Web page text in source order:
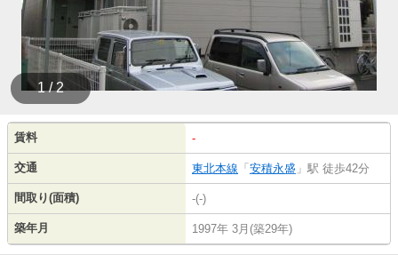
1 / 2
賃料 -
交通 東北本線 「 安積永盛 」駅 徒歩42分
間取り(面積) -(-)
築年月 1997年 3月(築29年)